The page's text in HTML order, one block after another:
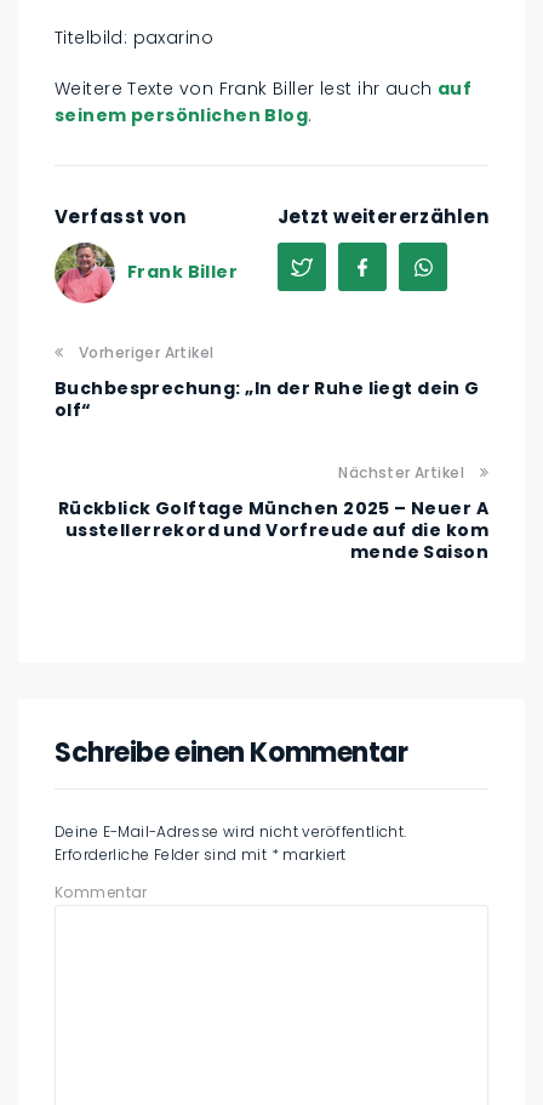
Titelbild: paxarino
Weitere Texte von Frank Biller lest ihr auch auf
seinem persönlichen Blog.
Verfasst von
Frank Biller
Jetzt weitererzählen
Vorheriger Artikel
Buchbesprechung: „In der Ruhe liegt dein G
olf“
Nächster Artikel
Rückblick Golftage München 2025 – Neuer A
usstellerrekord und Vorfreude auf die kom
mende Saison
Schreibe einen Kommentar
Deine E-Mail-Adresse wird nicht veröffentlicht.
Erforderliche Felder sind mit * markiert
Kommentar